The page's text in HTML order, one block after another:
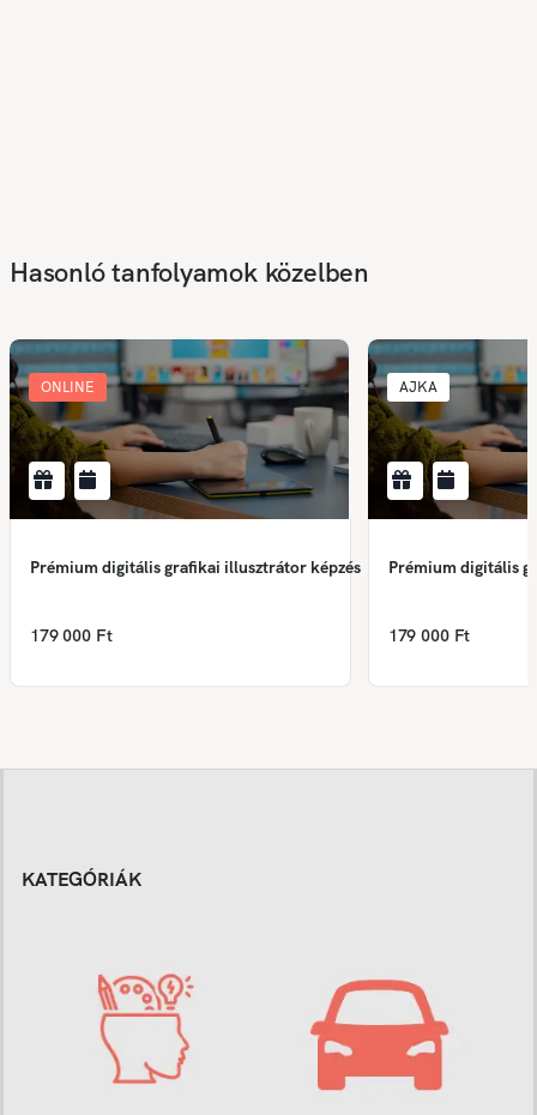
Hasonló tanfolyamok közelben
ONLINE
Prémium digitális grafikai illusztrátor képzés
179 000 Ft
AJKA
Prémium digitális
179 000 Ft
KATEGÓRIÁK